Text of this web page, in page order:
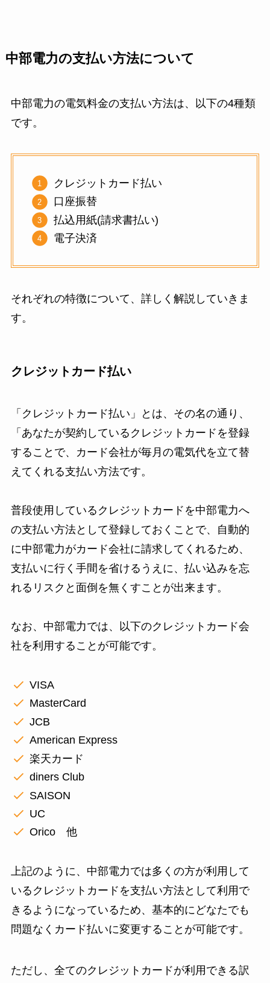
中部電力の支払い方法について
中部電力の電気料金の支払い方法は、以下の4種類
です。
クレジットカード払い
口座振替
払込用紙(請求書払い)
電子決済
それぞれの特徴について、詳しく解説していきま
す。
クレジットカード払い
「クレジットカード払い」とは、その名の通り、
「あなたが契約しているクレジットカードを登録
することで、カード会社が毎月の電気代を立て替
えてくれる支払い方法です。
普段使用しているクレジットカードを中部電力へ
の支払い方法として登録しておくことで、自動的
に中部電力がカード会社に請求してくれるため、
支払いに行く手間を省けるうえに、払い込みを忘
れるリスクと面倒を無くすことが出来ます。
なお、中部電力では、以下のクレジットカード会
社を利用することが可能です。
VISA
MasterCard
JCB
American Express
楽天カード
diners Club
SAISON
UC
Orico 他
上記のように、中部電力では多くの方が利用して
いるクレジットカードを支払い方法として利用で
きるようになっているため、基本的にどなたでも
問題なくカード払いに変更することが可能です。
ただし、全てのクレジットカードが利用できる訳